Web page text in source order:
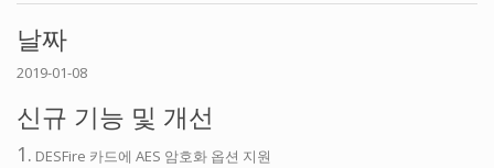
날짜
2019-01-08
신규 기능 및 개선
1. DESFire 카드에 AES 암호화 옵션 지원